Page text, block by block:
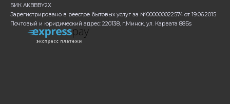
БИК AKBBBY2X
Зарегистрировано в реестре бытовых услуг за №000000022574 от 19.06.2015
Почтовый и юридический адрес: 220138, г.Минск, ул. Карвата 88Бs